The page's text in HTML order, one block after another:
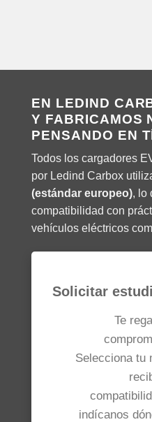
EN LEDIND
Y FABRICAMOS
PENSANDO EN
Todos los cargadores
por Ledind Carbox
(estándar europeo), lo
compatibilidad con
vehículos eléctricos
Solicitar
Te
Selecciona tu
indícanos